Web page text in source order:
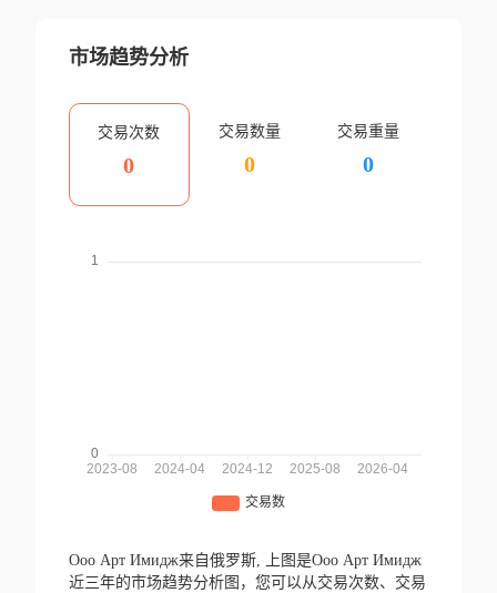
市场趋势分析
交易次数
0
交易数量
0
交易重量
0
Ооо Арт Имидж来自俄罗斯,
上图是Ооо Арт Имидж
近三年的市场趋势分析图，您可以从交易次数、交易